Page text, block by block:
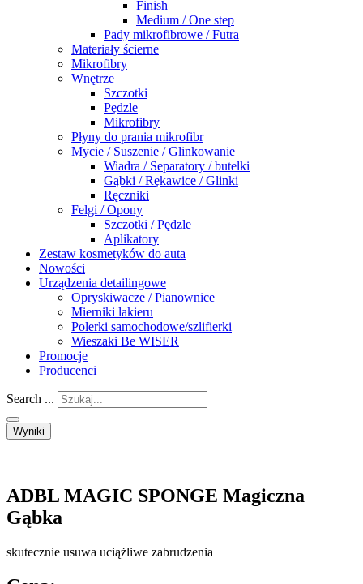
Finish
Medium / One step
Pady mikrofibrowe / Futra
Materiały ścierne
Mikrofibry
Wnętrze
Szczotki
Pędzle
Mikrofibry
Płyny do prania mikrofibr
Mycie / Suszenie / Glinkowanie
Wiadra / Separatory / butelki
Gąbki / Rękawice / Glinki
Ręczniki
Felgi / Opony
Szczotki / Pędzle
Aplikatory
Zestaw kosmetyków do auta
Nowości
Urządzenia detailingowe
Opryskiwacze / Pianownice
Mierniki lakieru
Polerki samochodowe/szlifierki
Wieszaki Be WISER
Promocje
Producenci
Search ...
Wyniki
ADBL MAGIC SPONGE Magiczna
Gąbka
skutecznie usuwa uciążliwe zabrudzenia